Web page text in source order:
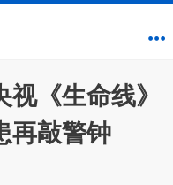
《生命线》
再敲警钟